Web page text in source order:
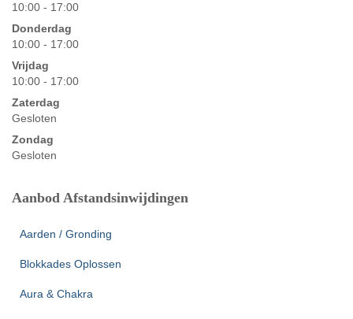
10:00 - 17:00
Donderdag
10:00 - 17:00
Vrijdag
10:00 - 17:00
Zaterdag
Gesloten
Zondag
Gesloten
Aanbod Afstandsinwijdingen
Aarden / Gronding
Blokkades Oplossen
Aura & Chakra